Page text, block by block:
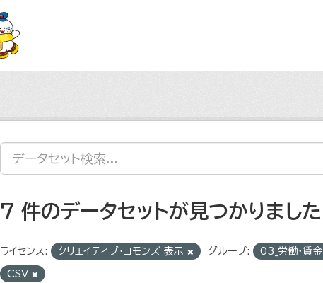
7 件のデータセットが見つかりました
ライセンス: クリエイティブ・コモンズ 表示 グループ: 03_労働・賃金
CSV